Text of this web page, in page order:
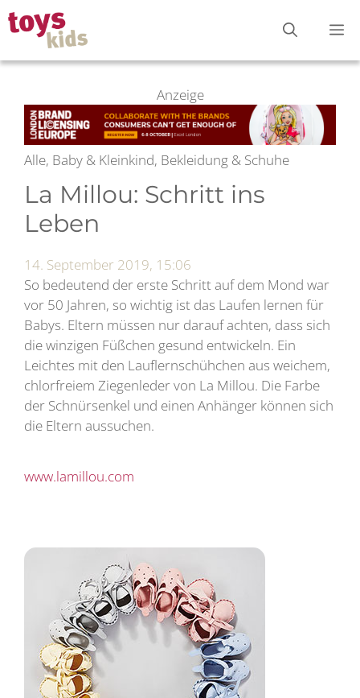
Zum
Inhalt
springen
Anzeige
Alle, Baby & Kleinkind, Bekleidung & Schuhe
La Millou: Schritt ins
Leben
14. September 2019, 15:06
So bedeutend der erste Schritt auf dem Mond war
vor 50 Jahren, so wichtig ist das Laufen lernen für
Babys. Eltern müssen nur darauf achten, dass sich
die winzigen Füßchen gesund entwickeln. Ein
Leichtes mit den Lauflernschühchen aus weichem,
chlorfreiem Ziegenleder von La Millou. Die Farbe
der Schnürsenkel und einen Anhänger können sich
die Eltern aussuchen.
www.lamillou.com